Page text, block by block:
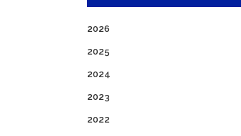
2026
2025
2024
2023
2022